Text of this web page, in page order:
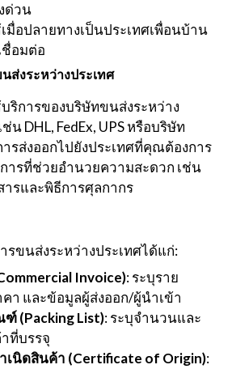
ด่วน
เมื่อปลายทางเป็นประเทศเพื่อนบ้าน
อมต่อ
ส่งระหว่างประเทศ
ริการของบริษัทขนส่งระหว่าง
น DHL, FedEx, UPS หรือบริษัท
รส่งออกไปยังประเทศที่คุณต้องการ
ารที่ช่วยอำนวยความสะดวก เช่น
ารและพิธีการศุลกากร
รขนส่งระหว่างประเทศได้แก่:
Invoice): ระบุราย
คา และข้อมูลผู้ส่งออก/ผู้นำเข้า
(Packing List): ระบุจำนวนและ
ที่บรรจุ
เนิดสินค้า (Certificate of Origin):